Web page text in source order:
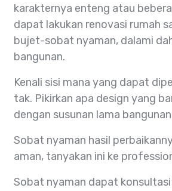
karakternya enteng atau
dapat lakukan renovasi rumah
bujet-sobat nyaman, dalami
bangunan.
Kenali sisi mana yang dapat
tak. Pikirkan apa design yang
dengan susunan lama
Sobat nyaman hasil
aman, tanyakan ini ke
Sobat nyaman dapat